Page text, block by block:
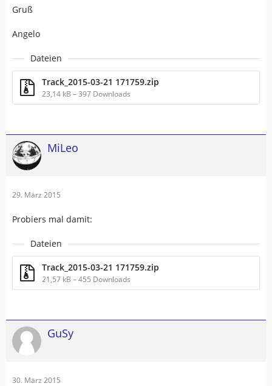
Gruß
Angelo
Dateien
Track_2015-03-21 171759.zip
23,14 kB – 397 Downloads
MiLeo
29. März 2015
Probiers mal damit:
Dateien
Track_2015-03-21 171759.zip
21,57 kB – 455 Downloads
GuSy
30. März 2015